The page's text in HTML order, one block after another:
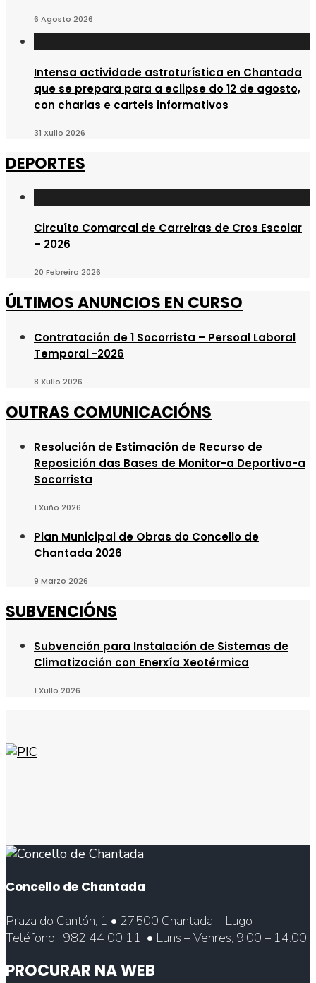
6 Agosto 2026
Intensa actividade astroturística en Chantada
que se prepara para a eclipse do 12 de agosto,
con charlas e carteis informativos
31 Xullo 2026
DEPORTES
Circuíto Comarcal de Carreiras de Cros Escolar
– 2026
20 Febreiro 2026
ÚLTIMOS ANUNCIOS EN CURSO
Contratación de 1 Socorrista – Persoal Laboral
Temporal -2026
8 Xullo 2026
OUTRAS COMUNICACIÓNS
Resolución de Estimación de Recurso de
Reposición das Bases de Monitor-a Deportivo-a
Socorrista
1 Xuño 2026
Plan Municipal de Obras do Concello de
Chantada 2026
9 Marzo 2026
SUBVENCIÓNS
Subvención para Instalación de Sistemas de
Climatización con Enerxía Xeotérmica
1 Xullo 2026
Concello de Chantada
Praza do Cantón, 1 • 27500 Chantada – Lugo
Teléfono: 982 44 00 11 • Luns – Venres, 9:00 – 14:00
PROCURAR NA WEB